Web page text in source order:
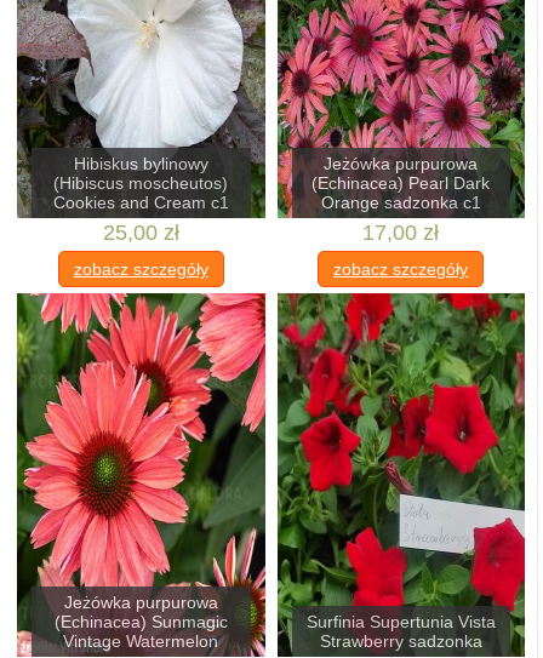
Hibiskus bylinowy
(Hibiscus moscheutos)
Cookies and Cream c1
25,00 zł
zobacz szczegóły
Jeżówka purpurowa
(Echinacea) Pearl Dark
Orange sadzonka c1
17,00 zł
zobacz szczegóły
Jeżówka purpurowa
(Echinacea) Sunmagic
Vintage Watermelon
Surfinia Supertunia Vista
Strawberry sadzonka